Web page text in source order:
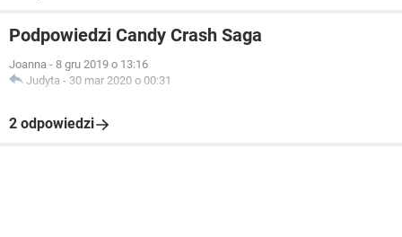
Podpowiedzi Candy Crash Saga
Joanna - 8 gru 2019 o 13:16
Judyta - 30 mar 2020 o 00:31
2 odpowiedzi